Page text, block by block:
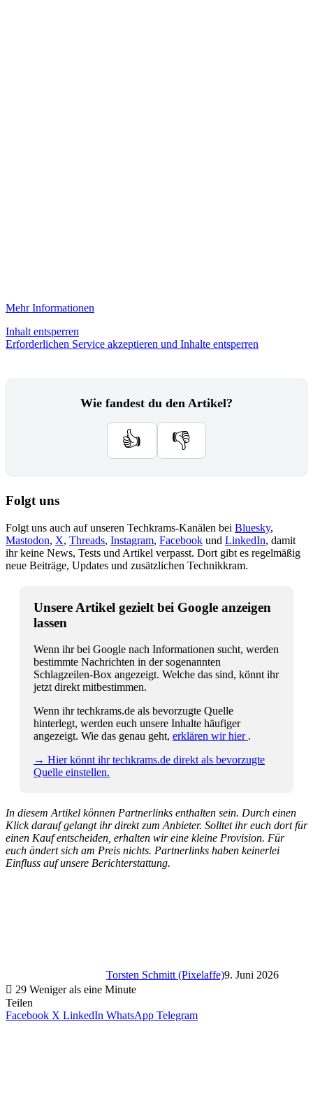
Mehr Informationen
Inhalt entsperren
Erforderlichen Service akzeptieren und Inhalte entsperren
Wie fandest du den Artikel?
👍 👎
Folgt uns
Folgt uns auch auf unseren Techkrams-Kanälen bei Bluesky,
Mastodon, X, Threads, Instagram, Facebook und LinkedIn, damit
ihr keine News, Tests und Artikel verpasst. Dort gibt es regelmäßig
neue Beiträge, Updates und zusätzlichen Technikkram.
Unsere Artikel gezielt bei Google anzeigen
lassen
Wenn ihr bei Google nach Informationen sucht, werden
bestimmte Nachrichten in der sogenannten
Schlagzeilen-Box angezeigt. Welche das sind, könnt ihr
jetzt direkt mitbestimmen.
Wenn ihr techkrams.de als bevorzugte Quelle
hinterlegt, werden euch unsere Inhalte häufiger
angezeigt. Wie das genau geht, erklären wir hier .
→ Hier könnt ihr techkrams.de direkt als bevorzugte
Quelle einstellen.
In diesem Artikel können Partnerlinks enthalten sein. Durch einen
Klick darauf gelangt ihr direkt zum Anbieter. Solltet ihr euch dort für
einen Kauf entscheiden, erhalten wir eine kleine Provision. Für
euch ändert sich am Preis nichts. Partnerlinks haben keinerlei
Einfluss auf unsere Berichterstattung.
Torsten Schmitt (Pixelaffe)9. Juni 2026
29 Weniger als eine Minute
Teilen
Facebook X LinkedIn WhatsApp Telegram